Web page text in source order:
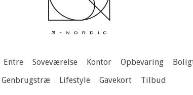
Entre Soveværelse Kontor Opbevaring
Genbrugstræ
Lifestyle Gavekort Tilbud